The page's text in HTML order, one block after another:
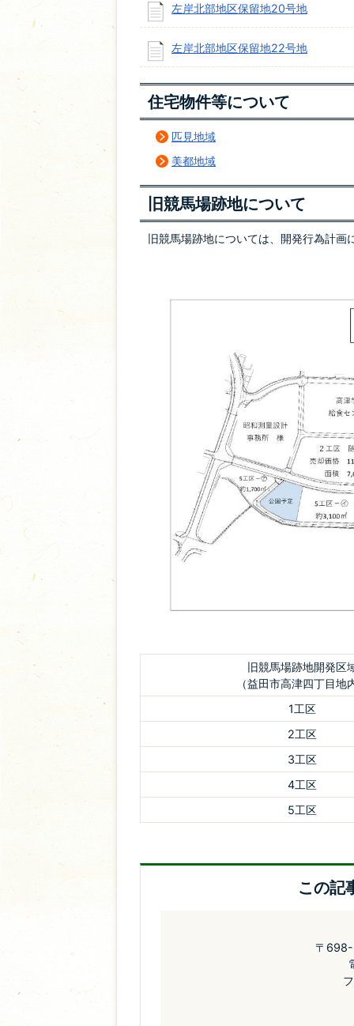
左岸北部地区保留地20号地
左岸北部地区保留地22号地
住宅物件等について
匹見地域
美都地域
旧競馬場跡地について
旧競馬場跡地については、開発行為計
旧競馬場跡地開発区
（益田市高津四丁目地
1工区
2工区
3工区
4工区
5工区
この記
〒698-